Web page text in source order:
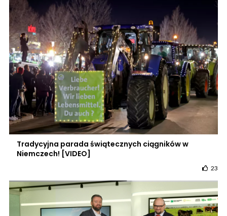
Tradycyjna parada świątecznych ciągników w
Niemczech! [VIDEO]
23